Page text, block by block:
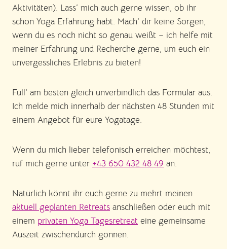
Aktivitäten). Lass‘ mich auch gerne wissen, ob ihr
schon Yoga Erfahrung habt. Mach‘ dir keine Sorgen,
wenn du es noch nicht so genau weißt – ich helfe mit
meiner Erfahrung und Recherche gerne, um euch ein
unvergessliches Erlebnis zu bieten!
Füll‘ am besten gleich unverbindlich das Formular aus.
Ich melde mich innerhalb der nächsten 48 Stunden mit
einem Angebot für eure Yogatage.
Wenn du mich lieber telefonisch erreichen möchtest,
ruf mich gerne unter +43 650 432 48 49 an.
Natürlich könnt ihr euch gerne zu mehrt meinen
aktuell geplanten Retreats anschließen oder euch mit
einem privaten Yoga Tagesretreat eine gemeinsame
Auszeit zwischendurch gönnen.